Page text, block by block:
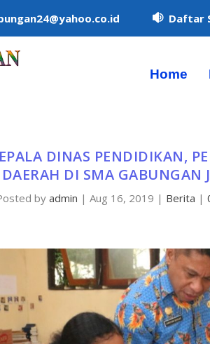
 Daftar
Home
DINAS PENDIDIKAN,
DAERAH DI SMA GABUNGAN
by admin | Aug 16, 2019 | Berita |